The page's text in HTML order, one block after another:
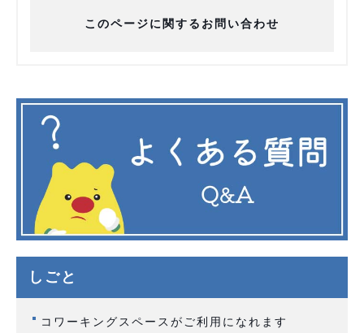
このページに関するお問い合わせ
しごと
コワーキングスペースがご利用になれます